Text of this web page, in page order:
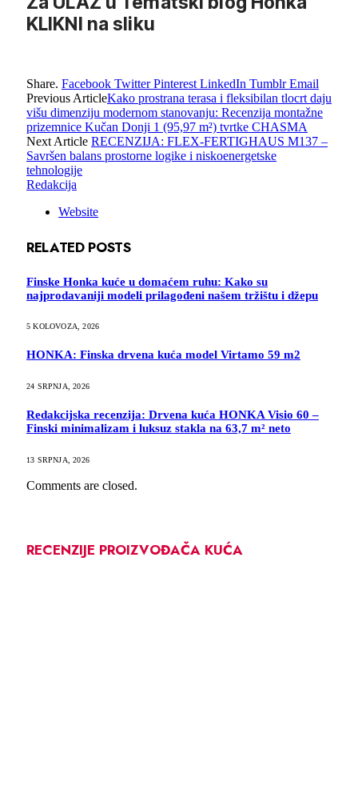
KLIKNI na sliku
Share. Facebook Twitter Pinterest LinkedIn Tumblr Email
Previous ArticleKako prostrana terasa i fleksibilan tlocrt daju
višu dimenziju modernom stanovanju: Recenzija montažne
prizemnice Kučan Donji 1 (95,97 m²) tvrtke CHASMA
Next Article RECENZIJA: FLEX-FERTIGHAUS M137 –
Savršen balans prostorne logike i niskoenergetske
tehnologije
Redakcija
Website
RELATED POSTS
Finske Honka kuće u domaćem ruhu: Kako su
najprodavaniji modeli prilagođeni našem tržištu i džepu
5 KOLOVOZA, 2026
HONKA: Finska drvena kuća model Virtamo 59 m2
24 SRPNJA, 2026
Redakcijska recenzija: Drvena kuća HONKA Visio 60 –
Finski minimalizam i luksuz stakla na 63,7 m² neto
13 SRPNJA, 2026
Comments are closed.
RECENZIJE PROIZVOĐAČA KUĆA